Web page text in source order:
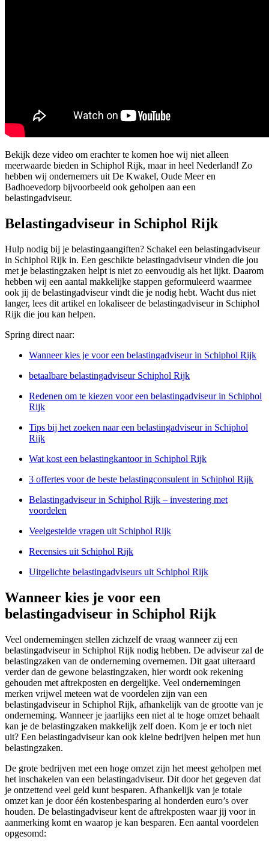
Bekijk deze video om erachter te komen hoe wij niet alleen
meerwaarde bieden in Schiphol Rijk, maar in heel Nederland! Zo
hebben wij ondernemers uit De Kwakel, Oude Meer en
Badhoevedorp bijvoorbeeld ook geholpen aan een
belastingadviseur.
Belastingadviseur in Schiphol Rijk
Hulp nodig bij je belastingaangiften? Schakel een belastingadviseur
in Schiphol Rijk in. Een geschikte belastingadviseur vinden die jou
met je belastingzaken helpt is niet zo eenvoudig als het lijkt. Daarom
hebben wij een aantal makkelijke stappen geformuleerd waarmee
ook jij de belastingadviseur vindt die je nodig hebt. Wacht dus niet
langer, lees dit artikel en lokaliseer de belastingadviseur in Schiphol
Rijk die jou kan helpen.
Spring direct naar:
Wanneer kies je voor een belastingadviseur in Schiphol Rijk
betaalbare belastingadviseur Schiphol Rijk
Redenen om te kiezen voor een belastingadviseur in Schiphol
Rijk
Tips bij het zoeken naar een belastingadviseur in Schiphol
Rijk
Wat kost een belastingkantoor in Schiphol Rijk
3 offertes voor de beste belastingconsulent in Schiphol Rijk
Belastingadviseur in Schiphol Rijk – investering met
voordelen
Veelgestelde vragen uit Schiphol Rijk
Recensies uit Schiphol Rijk
Uitgelichte belastingadviseurs uit Schiphol Rijk
Wanneer kies je voor een
belastingadviseur in Schiphol Rijk
Veel ondernemingen stellen zichzelf de vraag wanneer zij een
belastingadviseur in Schiphol Rijk nodig hebben. De adviseur zal de
belastingzaken van de onderneming overnemen. Dit gaat uiteraard
verder dan de gewone belastingzaken, hier wordt ook rekening
gehouden met aftrekposten en dergelijke. Veel ondernemingen
merken vrijwel meteen wat de voordelen zijn van een
belastingadviseur in Schiphol Rijk, afhankelijk van de grootte van je
onderneming. Wanneer je jaarlijks een niet al te hoge omzet behaalt
kan je de belastingzaken makkelijk zelf doen. Kom je er toch niet
uit? Een belastingadviseur kan ook kleine bedrijven helpen met hun
belastingzaken.
De grote bedrijven met een hoge omzet zijn het meest geholpen met
het inschakelen van een belastingadviseur. Dit door het gegeven dat
je ontzettend veel geld kunt besparen. Afhankelijk van je totale
omzet kan je door één kostenbesparing al honderden euro’s over
houden. De belastingadviseur kent de aftrekposten waar jij voor in
aanmerking komt en waarop je kan besparen. Een aantal voordelen
opgesomd: